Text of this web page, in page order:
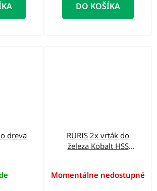
DO KOŠÍKA
dreva
RURIS 2x vrták do
železa Kobalt HSS
Momentálne nedostupné